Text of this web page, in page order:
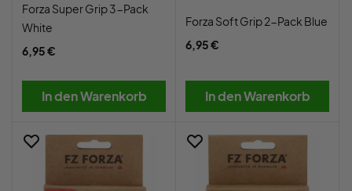
Forza Super Grip 3-Pack
White
6,95 €
In den Warenkorb
Forza Soft Grip 2-Pack Blue
6,95 €
In den Warenkorb